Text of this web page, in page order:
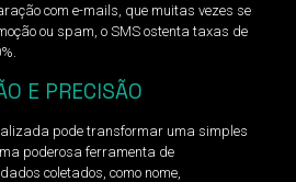
com e-mails, que muitas vezes se
ou spam, o SMS ostenta taxas de
E PRECISÃO
pode transformar uma simples
poderosa ferramenta de
coletados, como nome,